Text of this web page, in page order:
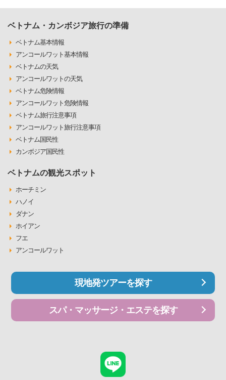
ベトナム・カンボジア旅行の準備
ベトナム基本情報
アンコールワット基本情報
ベトナムの天気
アンコールワットの天気
ベトナム危険情報
アンコールワット危険情報
ベトナム旅行注意事項
アンコールワット旅行注意事項
ベトナム国民性
カンボジア国民性
ベトナムの観光スポット
ホーチミン
ハノイ
ダナン
ホイアン
フエ
アンコールワット
現地発ツアーを探す
スパ・マッサージ・エステを探す